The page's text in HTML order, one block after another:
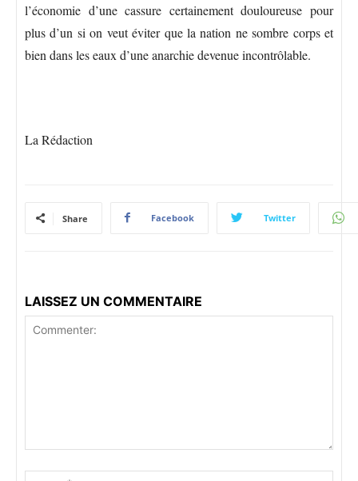
l’économie d’une cassure certainement douloureuse pour
plus d’un si on veut éviter que la nation ne sombre corps et
bien dans les eaux d’une anarchie devenue incontrôlable.
La Rédaction
Share Facebook Twitter
LAISSEZ UN COMMENTAIRE